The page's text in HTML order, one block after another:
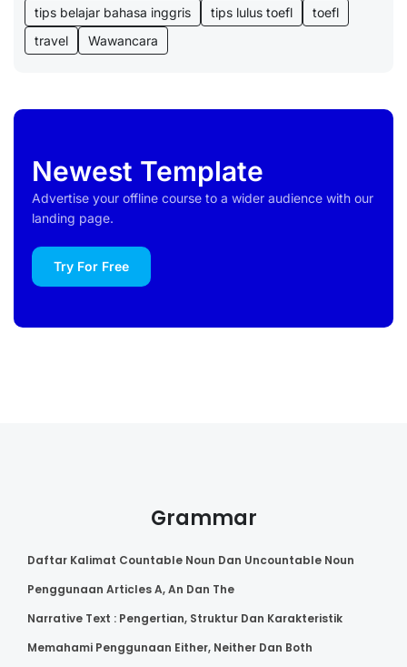
tips belajar bahasa inggris
tips lulus toefl
toefl
travel
Wawancara
Newest Template
Advertise your offline course to a wider audience with our
landing page.
Try For Free
Grammar
Daftar Kalimat Countable Noun Dan Uncountable Noun
Penggunaan Articles A, An Dan The
Narrative Text : Pengertian, Struktur Dan Karakteristik
Memahami Penggunaan Either, Neither Dan Both